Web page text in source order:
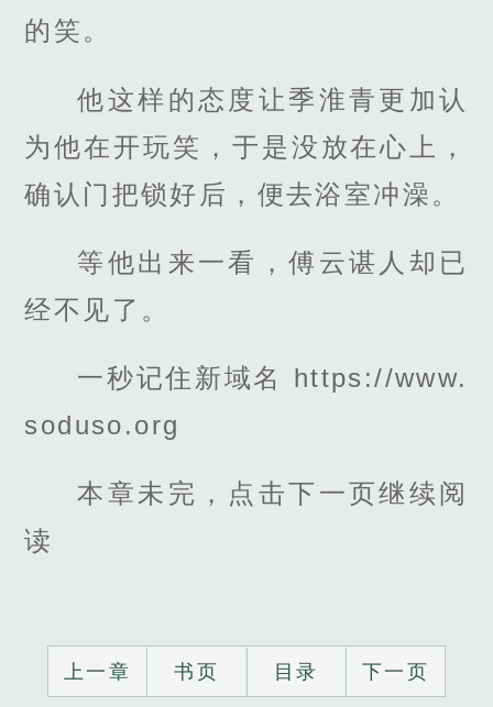
的笑。
他这样的态度让季淮青更加认
为他在开玩笑，于是没放在心上，
确认门把锁好后，便去浴室冲澡。
等他出来一看，傅云谌人却已
经不见了。
一秒记住新域名 https://www.
soduso.org
本章未完，点击下一页继续阅
读
上一章 书页 目录 下一页